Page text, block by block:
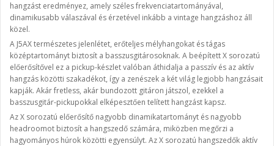
hangzást eredményez, amely széles frekvenciatartományával,
dinamikusabb válaszával és érzetével inkább a vintage hangzáshoz áll
közel.
A J5AX természetes jelenlétet, erőteljes mélyhangokat és tágas
középtartományt biztosít a basszusgitárosoknak. A beépített X sorozatú
előerősítővel ez a pickup-készlet valóban áthidalja a passzív és az aktív
hangzás közötti szakadékot, így a zenészek a két világ legjobb hangzásait
kapják. Akár fretless, akár bundozott gitáron játszol, ezekkel a
basszusgitár-pickupokkal elképesztően telített hangzást kapsz.
Az X sorozatú előerősítő nagyobb dinamikatartományt és nagyobb
headroomot biztosít a hangszedő számára, miközben megőrzi a
hagyományos húrok közötti egyensúlyt. Az X sorozatú hangszedők aktív